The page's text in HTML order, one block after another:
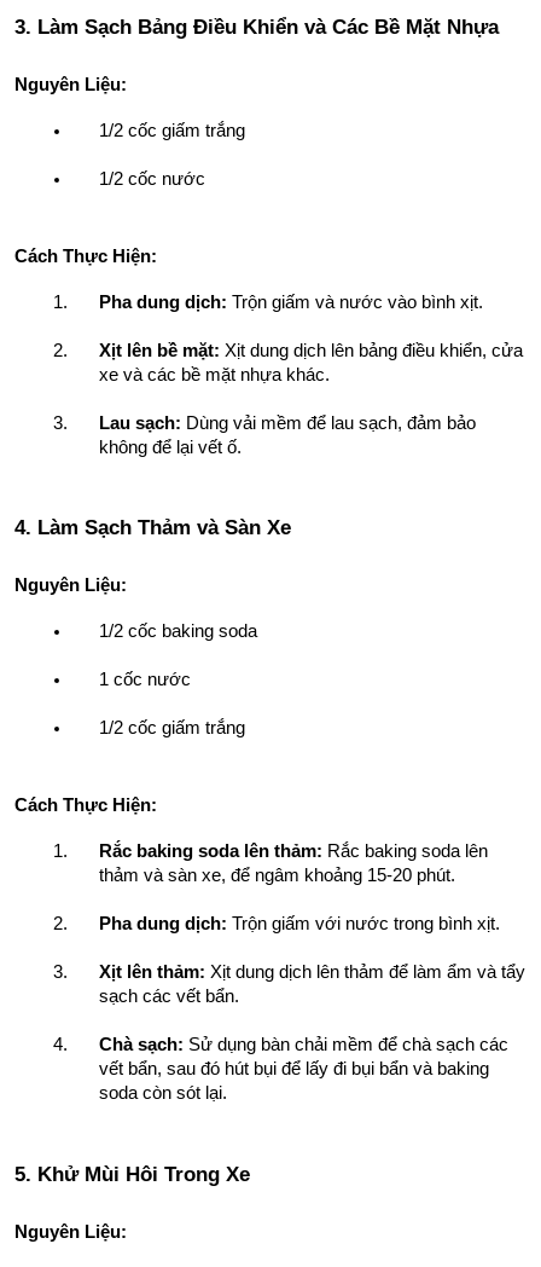
3. Làm Sạch Bảng Điều Khiển và Các Bề Mặt Nhựa
Nguyên Liệu:
1/2 cốc giấm trắng
1/2 cốc nước
Cách Thực Hiện:
Pha dung dịch: Trộn giấm và nước vào bình xịt.
Xịt lên bề mặt: Xịt dung dịch lên bảng điều khiển, cửa
xe và các bề mặt nhựa khác.
Lau sạch: Dùng vải mềm để lau sạch, đảm bảo
không để lại vết ố.
4. Làm Sạch Thảm và Sàn Xe
Nguyên Liệu:
1/2 cốc baking soda
1 cốc nước
1/2 cốc giấm trắng
Cách Thực Hiện:
Rắc baking soda lên thảm: Rắc baking soda lên
thảm và sàn xe, để ngâm khoảng 15-20 phút.
Pha dung dịch: Trộn giấm với nước trong bình xịt.
Xịt lên thảm: Xịt dung dịch lên thảm để làm ẩm và tẩy
sạch các vết bẩn.
Chà sạch: Sử dụng bàn chải mềm để chà sạch các
vết bẩn, sau đó hút bụi để lấy đi bụi bẩn và baking
soda còn sót lại.
5. Khử Mùi Hôi Trong Xe
Nguyên Liệu: